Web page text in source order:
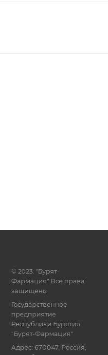
© 2023. "Бурят-
Фармация" Все права
защищены
Государственное
предприятие
Республики Бурятия
"Бурят-Фармация"
Адрес: 670047, Россия,